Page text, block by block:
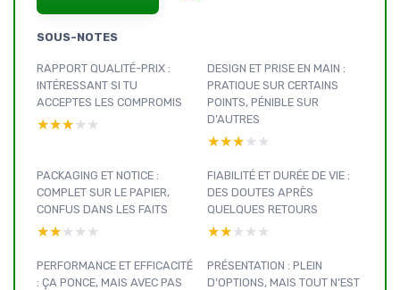
SOUS-NOTES
RAPPORT QUALITÉ-PRIX :
INTÉRESSANT SI TU
ACCEPTES LES COMPROMIS
★★★★★
★★★★★
DESIGN ET PRISE EN MAIN :
PRATIQUE SUR CERTAINS
POINTS, PÉNIBLE SUR
D’AUTRES
★★★★★
★★★★★
PACKAGING ET NOTICE :
COMPLET SUR LE PAPIER,
CONFUS DANS LES FAITS
★★★★★
★★★★★
FIABILITÉ ET DURÉE DE VIE :
DES DOUTES APRÈS
QUELQUES RETOURS
★★★★★
★★★★★
PERFORMANCE ET EFFICACITÉ
: ÇA PONCE, MAIS AVEC PAS
PRÉSENTATION : PLEIN
D’OPTIONS, MAIS TOUT N’EST